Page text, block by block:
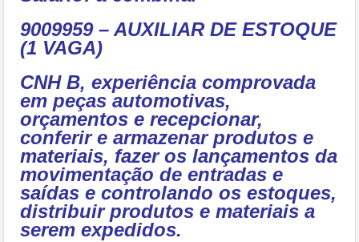
9009959 – AUXILIAR DE ESTOQUE
(1 VAGA)
CNH B, experiência comprovada
em peças automotivas,
orçamentos e recepcionar,
conferir e armazenar produtos e
materiais, fazer os lançamentos da
movimentação de entradas e
saídas e controlando os estoques,
distribuir produtos e materiais a
serem expedidos.